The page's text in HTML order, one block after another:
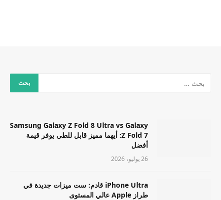
Samsung Galaxy Z Fold 8 Ultra vs Galaxy
Z Fold 7: أيهما مميز قابل للطي يوفر قيمة
أفضل
26 يوليو، 2026
iPhone Ultra قادم: ست ميزات جديدة في
طراز Apple عالي المستوى